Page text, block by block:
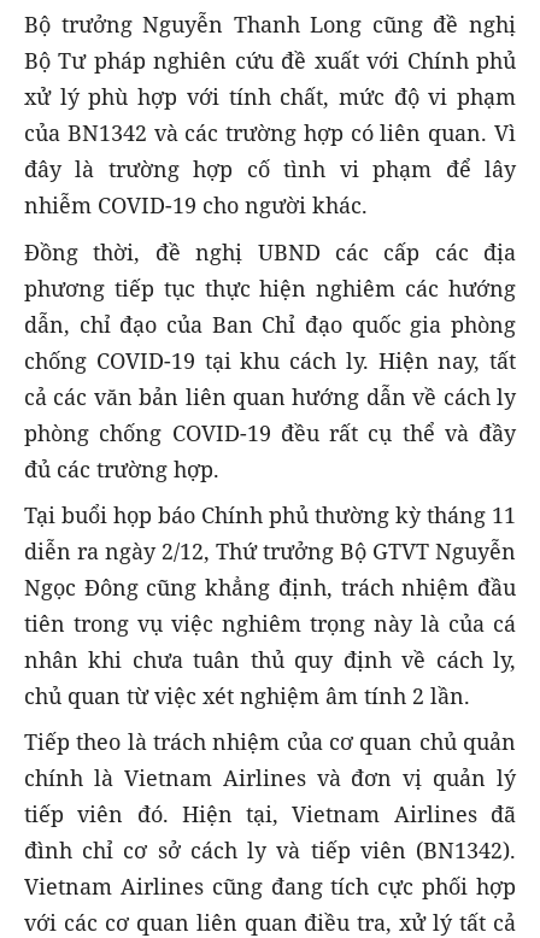
Bộ trưởng Nguyễn Thanh Long cũng đề nghị
Bộ Tư pháp nghiên cứu đề xuất với Chính phủ
xử lý phù hợp với tính chất, mức độ vi phạm
của BN1342 và các trường hợp có liên quan. Vì
đây là trường hợp cố tình vi phạm để lây
nhiễm COVID-19 cho người khác.
Đồng thời, đề nghị UBND các cấp các địa
phương tiếp tục thực hiện nghiêm các hướng
dẫn, chỉ đạo của Ban Chỉ đạo quốc gia phòng
chống COVID-19 tại khu cách ly. Hiện nay, tất
cả các văn bản liên quan hướng dẫn về cách ly
phòng chống COVID-19 đều rất cụ thể và đầy
đủ các trường hợp.
Tại buổi họp báo Chính phủ thường kỳ tháng 11
diễn ra ngày 2/12, Thứ trưởng Bộ GTVT Nguyễn
Ngọc Đông cũng khẳng định, trách nhiệm đầu
tiên trong vụ việc nghiêm trọng này là của cá
nhân khi chưa tuân thủ quy định về cách ly,
chủ quan từ việc xét nghiệm âm tính 2 lần.
Tiếp theo là trách nhiệm của cơ quan chủ quản
chính là Vietnam Airlines và đơn vị quản lý
tiếp viên đó. Hiện tại, Vietnam Airlines đã
đình chỉ cơ sở cách ly và tiếp viên (BN1342).
Vietnam Airlines cũng đang tích cực phối hợp
với các cơ quan liên quan điều tra, xử lý tất cả